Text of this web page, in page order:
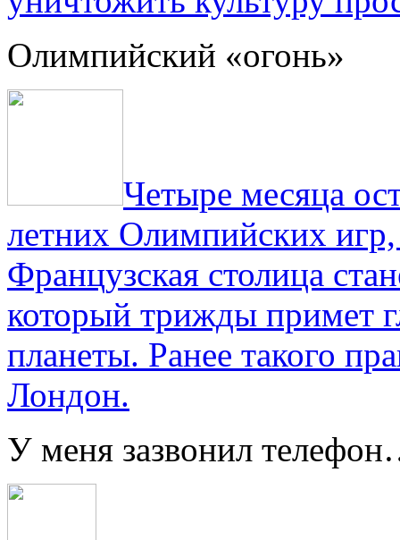
Олимпийский «огонь»
Четыре месяца
летних Олимпийских
Французская столица
который трижды примет
планеты. Ранее такого
Лондон.
У меня зазвонил